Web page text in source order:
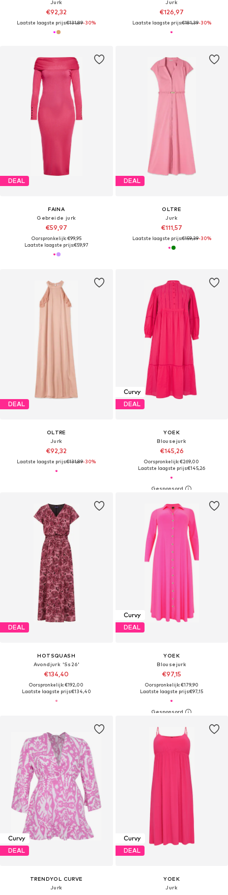
Jurk
€92,32
Laatste laagste prijs:€131,89-30%
Jurk
€126,97
Laatste laagste prijs:€181,39-30%
DEAL
FAINA
Gebreide jurk
€59,97
Oorspronkelijk: €99,95
Laatste laagste prijs:€59,97
DEAL
OLTRE
Jurk
€111,57
Laatste laagste prijs:€159,39-30%
DEAL
OLTRE
Jurk
€92,32
Laatste laagste prijs:€131,89-30%
Curvy
DEAL
YOEK
Blousejurk
€145,26
Oorspronkelijk: €269,00
Laatste laagste prijs:€145,26
DEAL
HOTSQUASH
Avondjurk 'Ss26'
€134,40
Oorspronkelijk: €192,00
Laatste laagste prijs:€134,40
Curvy
DEAL
YOEK
Blousejurk
€97,15
Oorspronkelijk: €179,90
Laatste laagste prijs:€97,15
Curvy
DEAL
TRENDYOL CURVE
Jurk
Curvy
DEAL
YOEK
Jurk